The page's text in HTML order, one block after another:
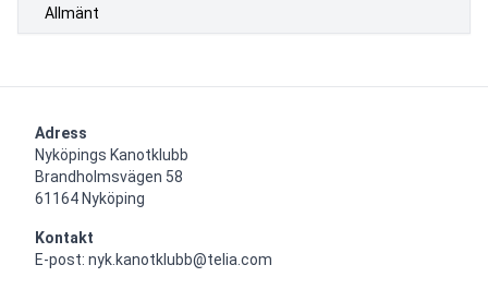
Allmänt
Adress
Nyköpings Kanotklubb
Brandholmsvägen 58
61164 Nyköping
Kontakt
E-post: nyk.kanotklubb@telia.com